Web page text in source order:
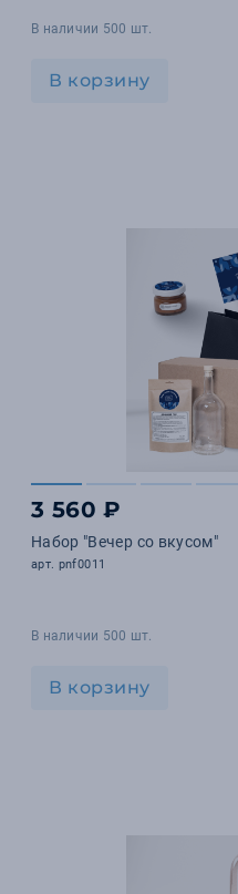
В наличии 500 шт.
В корзину
3 560 ₽
Набор "Вечер со вкусом"
арт. pnf0011
В наличии 500 шт.
В корзину